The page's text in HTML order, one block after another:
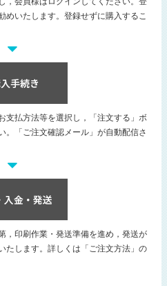
めいたします。登録せずに購入するこ
支払方法等を選択し，「注文する」ボ
。「ご注文確認メール」が自動配信さ
，印刷作業・発送準備を進め，発送が
たします。詳しくは「ご注文方法」の